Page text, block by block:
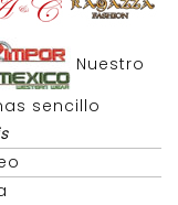
Nuestro
sencillo